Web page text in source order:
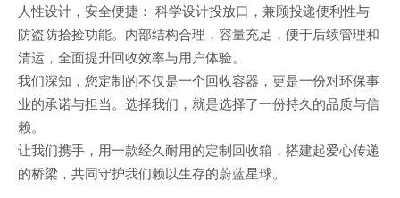
人性设计，安全便捷： 科学设计投放口，兼顾投递便利性与
防盗防拾捡功能。内部结构合理，容量充足，便于后续管理和
清运，全面提升回收效率与用户体验。
我们深知，您定制的不仅是一个回收容器，更是一份对环保事
业的承诺与担当。选择我们，就是选择了一份持久的品质与信
赖。
让我们携手，用一款经久耐用的定制回收箱，搭建起爱心传递
的桥梁，共同守护我们赖以生存的蔚蓝星球。